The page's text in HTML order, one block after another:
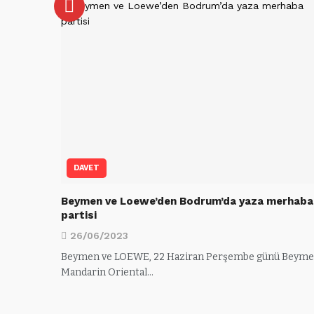
DAVET
Beymen ve Loewe’den Bodrum’da yaza merhaba
partisi
26/06/2023
Beymen ve LOEWE, 22 Haziran Perşembe günü
Mandarin Oriental…